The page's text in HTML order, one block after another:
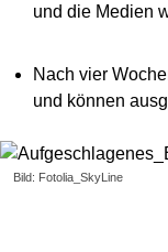
Bild: Fotolia_SkyLine
und die Medien
Nach vier
und können